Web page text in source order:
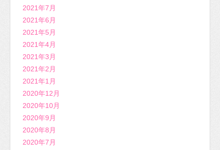
2021年7月
2021年6月
2021年5月
2021年4月
2021年3月
2021年2月
2021年1月
2020年12月
2020年10月
2020年9月
2020年8月
2020年7月